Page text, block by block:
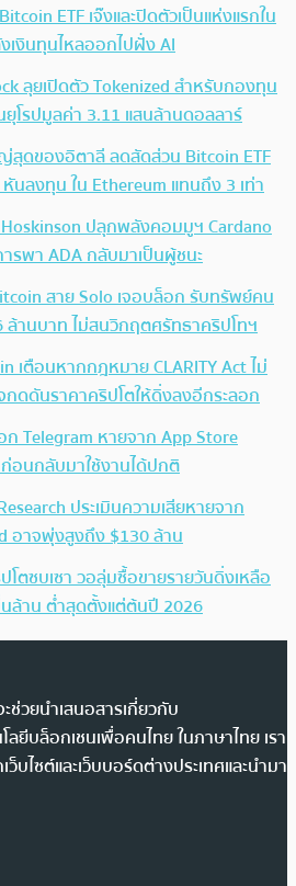
ETF เจ๊งและปิดตัวเป็นแห่งแรกใน
เงินทุนไหลออกไปฝั่ง AI
ลุยเปิดตัว Tokenized สำหรับกองทุน
ยุโรปมูลค่า 3.11 แสนล้านดอลลาร์
สุดของอิตาลี ลดสัดส่วน Bitcoin ETF
นลงทุน ใน Ethereum แทนถึง 3 เท่า
ปลุกพลังคอมมูฯ Cardano
รพา ADA กลับมาเป็นผู้ชนะ
สาย Solo เจอบล็อก รับทรัพย์คน
ล้านบาท ไม่สนวิกฤตศรัทธาคริปโทฯ
เตือนหากกฎหมาย CLARITY Act ไม่
ดดันราคาคริปโตให้ดิ่งลงอีกระลอก
ก Telegram หายจาก App Store
อนกลับมาใช้งานได้ปกติ
ประเมินความเสียหายจาก
อาจพุ่งสูงถึง $130 ล้าน
โตซบเซา วอลุ่มซื้อขายรายวันดิ่งเหลือ
ล้าน ต่ำสุดตั้งแต่ต้นปี 2026
วยนำเสนอสารเกี่ยวกับ
ลยีบล็อกเชนเพื่อคนไทย ในภาษาไทย เรา
ไซต์และเว็บบอร์ดต่างประเทศและนำมา